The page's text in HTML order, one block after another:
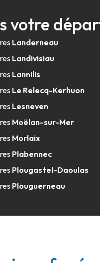
votre
Landerneau
Landivisiau
Lannilis
Le Relecq-Kerhuon
Lesneven
Moëlan-sur-Mer
Morlaix
Plabennec
Plougastel-Daoulas
Plouguerneau